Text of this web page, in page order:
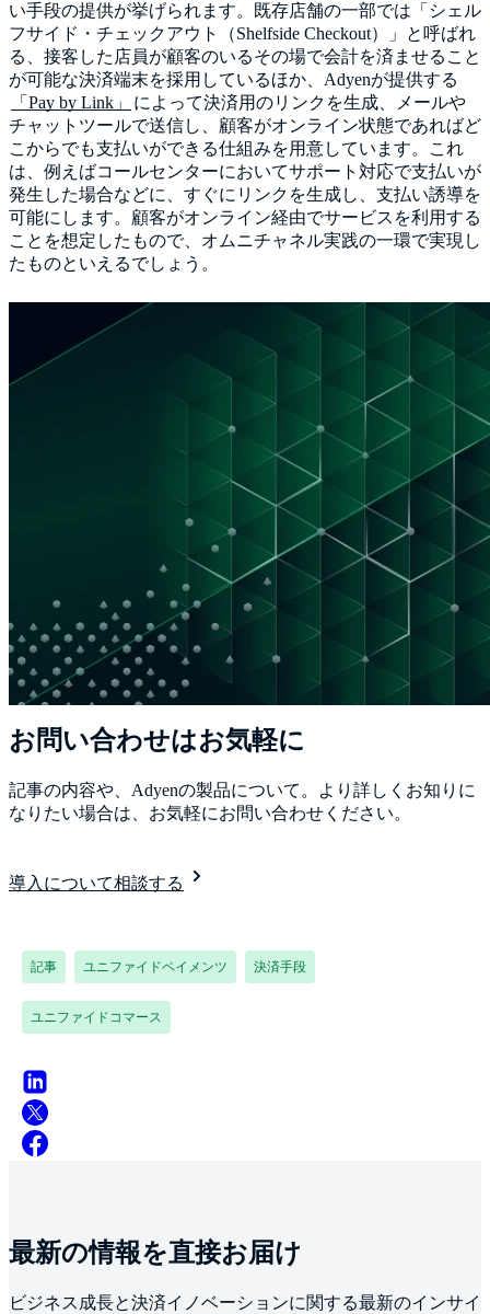
い手段の提供が挙げられます。既存店舗の一部では「シェル
フサイド・チェックアウト（Shelfside Checkout）」と呼ばれ
る、接客した店員が顧客のいるその場で会計を済ませること
が可能な決済端末を採用しているほか、Adyenが提供する
「Pay by Link」
によって決済用のリンクを生成、メールや
チャットツールで送信し、顧客がオンライン状態であればど
こからでも支払いができる仕組みを用意しています。これ
は、例えばコールセンターにおいてサポート対応で支払いが
発生した場合などに、すぐにリンクを生成し、支払い誘導を
可能にします。顧客がオンライン経由でサービスを利用する
ことを想定したもので、オムニチャネル実践の一環で実現し
たものといえるでしょう。
お問い合わせはお気軽に
記事の内容や、Adyenの製品について。より詳しくお知りに
なりたい場合は、お気軽にお問い合わせください。
導入について相談する
記事 ユニファイドペイメンツ 決済手段
ユニファイドコマース
最新の情報を直接お届け
ビジネス成長と決済イノベーションに関する最新のインサイ